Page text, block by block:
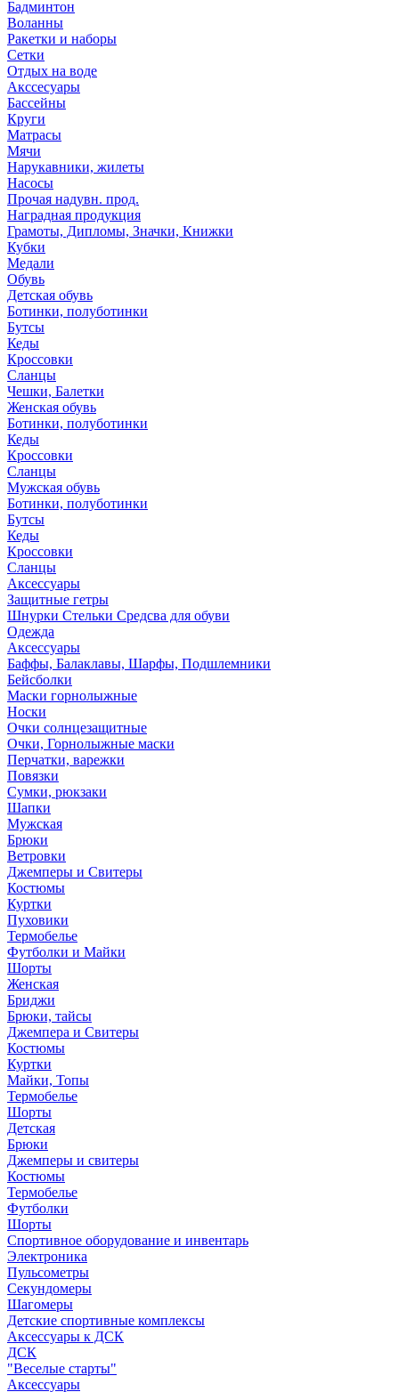
Бадминтон
Воланны
Ракетки и наборы
Сетки
Отдых на воде
Акссесуары
Бассейны
Круги
Матрасы
Мячи
Нарукавники, жилеты
Насосы
Прочая надувн. прод.
Наградная продукция
Грамоты, Дипломы, Значки, Книжки
Кубки
Медали
Обувь
Детская обувь
Ботинки, полуботинки
Бутсы
Кеды
Кроссовки
Сланцы
Чешки, Балетки
Женская обувь
Ботинки, полуботинки
Кеды
Кроссовки
Сланцы
Мужская обувь
Ботинки, полуботинки
Бутсы
Кеды
Кроссовки
Сланцы
Аксессуары
Защитные гетры
Шнурки Стельки Средсва для обуви
Одежда
Аксессуары
Баффы, Балаклавы, Шарфы, Подшлемники
Бейсболки
Маски горнолыжные
Носки
Очки солнцезащитные
Очки, Горнолыжные маски
Перчатки, варежки
Повязки
Сумки, рюкзаки
Шапки
Мужская
Брюки
Ветровки
Джемперы и Свитеры
Костюмы
Куртки
Пуховики
Термобелье
Футболки и Майки
Шорты
Женская
Бриджи
Брюки, тайсы
Джемпера и Свитеры
Костюмы
Куртки
Майки, Топы
Термобелье
Шорты
Детская
Брюки
Джемперы и свитеры
Костюмы
Термобелье
Футболки
Шорты
Спортивное оборудование и инвентарь
Электроника
Пульсометры
Секундомеры
Шагомеры
Детские спортивные комплексы
Аксессуары к ДСК
ДСК
"Веселые старты"
Аксессуары